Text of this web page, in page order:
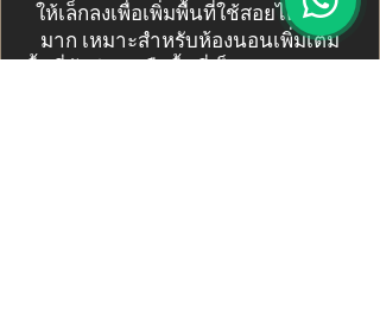
ให้เล็กลงเพื่อเพิ่มพื้นที่ใช้สอยได้อย่าง
มาก เหมาะสำหรับห้องนอนเพิ่มเติม